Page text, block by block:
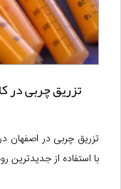
تزریق چربی در
تزریق چربی در
با استفاده از جدیدترین